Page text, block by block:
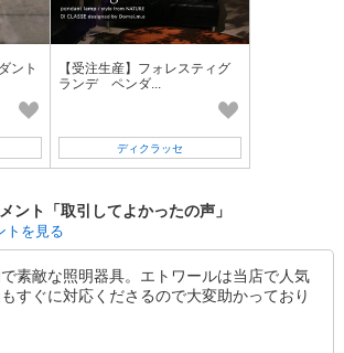
ント
【受注生産】フォレスティグ
ランデ ペンダ...
ディクラッセ
ント「取引してよかったの声」
トを見る
素敵な照明器具。エトワールは当店で人気
すぐに対応くださるので大変助かっており